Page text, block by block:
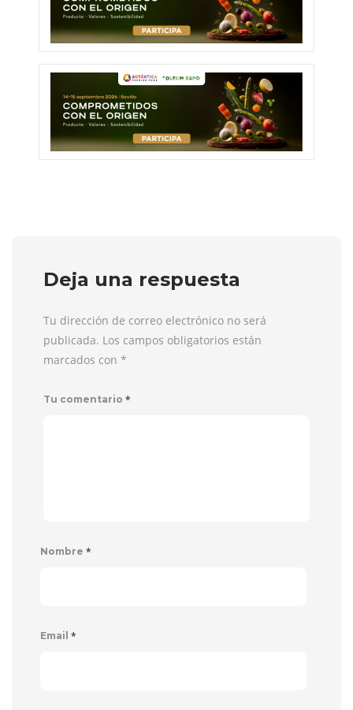
Deja una respuesta
Tu dirección de correo electrónico no será
publicada. Los campos obligatorios están
marcados con *
Tu comentario *
Nombre *
Email *